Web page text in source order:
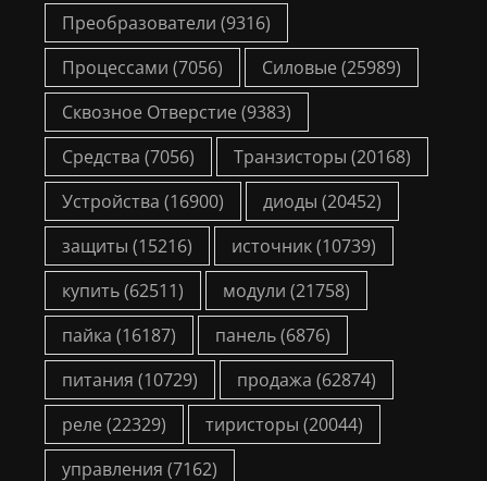
Преобразователи (9316)
Процессами (7056) Силовые (25989)
Сквозное Отверстие (9383)
Средства (7056) Транзисторы (20168)
Устройства (16900) диоды (20452)
защиты (15216) источник(10739)
купить(62511) модули (21758)
пайка (16187) панель(6876)
питания (10729) продажа (62874)
реле (22329) тиристоры (20044)
управления (7162)